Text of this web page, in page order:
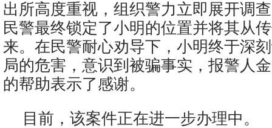
出所高度重视，组织警力立即展开调
民警最终锁定了小明的位置并将其从
来。在民警耐心劝导下，小明终于深
局的危害，意识到被骗事实，报警人
的帮助表示了感谢。
目前，该案件正在进一步办理中。